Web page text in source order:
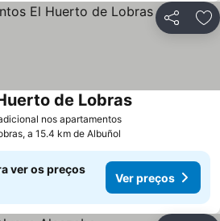
Partilhar
nos apartamentos
de Lobras
a 15.4 km de Albuñol
ver os preços
Ver preços